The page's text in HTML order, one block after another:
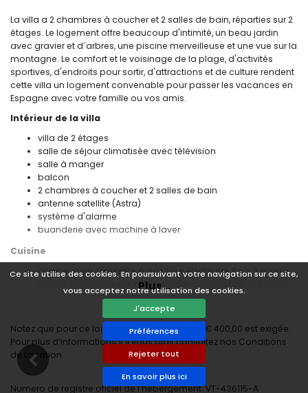
Ce site utilise des cookies. En poursuivant votre navigation sur ce site,
vous acceptez notre utilisation des cookies.
J'accepte
Préférences
Rejeter tout
En savoir plus ici
La villa a 2 chambres à coucher et 2 salles de bain, réparties sur 2
étages. Le logement offre beaucoup d'intimité, un beau jardin
avec gravier et d´arbres, une piscine merveilleuse et une vue sur la
montagne. Le comfort et le voisinage de la plage, d'activités
sportives, d'endroits pour sortir, d'attractions et de culture rendent
cette villa un logement convenable pour passer les vacances en
Espagne avec votre famille ou vos amis.
Intérieur de la villa
villa de 2 étages
salle de séjour climatisée avec télévision
salle à manger
balcon
2 chambres à coucher et 2 salles de bain
antenne satellite (Astra)
système d'alarme
buanderie avec machine à laver
Cuisine
cuisine avec cuisinière à gaz, four électrique, four à micro-
ondes, lave-vaisselle, réfrigérateur-congélateur, cafetière
électrique, bouilloire et grille-pain
Chambres à coucher et salles de bain
chambre à coucher climatisée avec lit double et salle de
bain en suite
chambre à coucher climatisée avec lit double
salle de bain en suite avec douche
Plus...
Notez que pour ce logement une caution de € 400,00 est exigée.
Pour plus d’informations s’il vous plaît consultez nos Conditions
de Location.
Numero de registre oficiel de l'hebergement: VT-436115-A